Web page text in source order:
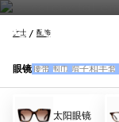
女士 配饰
眼镜 腰带 围巾 帽子和手套
太阳眼镜